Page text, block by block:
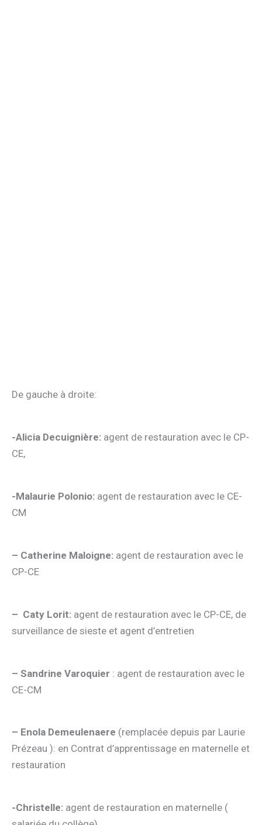
De gauche à droite:
-Alicia Decuignière: agent de restauration avec le CP-
CE,
-Malaurie Polonio: agent de restauration avec le CE-
CM
– Catherine Maloigne: agent de restauration avec le
CP-CE
– Caty Lorit: agent de restauration avec le CP-CE, de
surveillance de sieste et agent d’entretien
– Sandrine Varoquier : agent de restauration avec le
CE-CM
– Enola Demeulenaere (remplacée depuis par Laurie
Prézeau ): en Contrat d’apprentissage en maternelle et
restauration
-Christelle: agent de restauration en maternelle (